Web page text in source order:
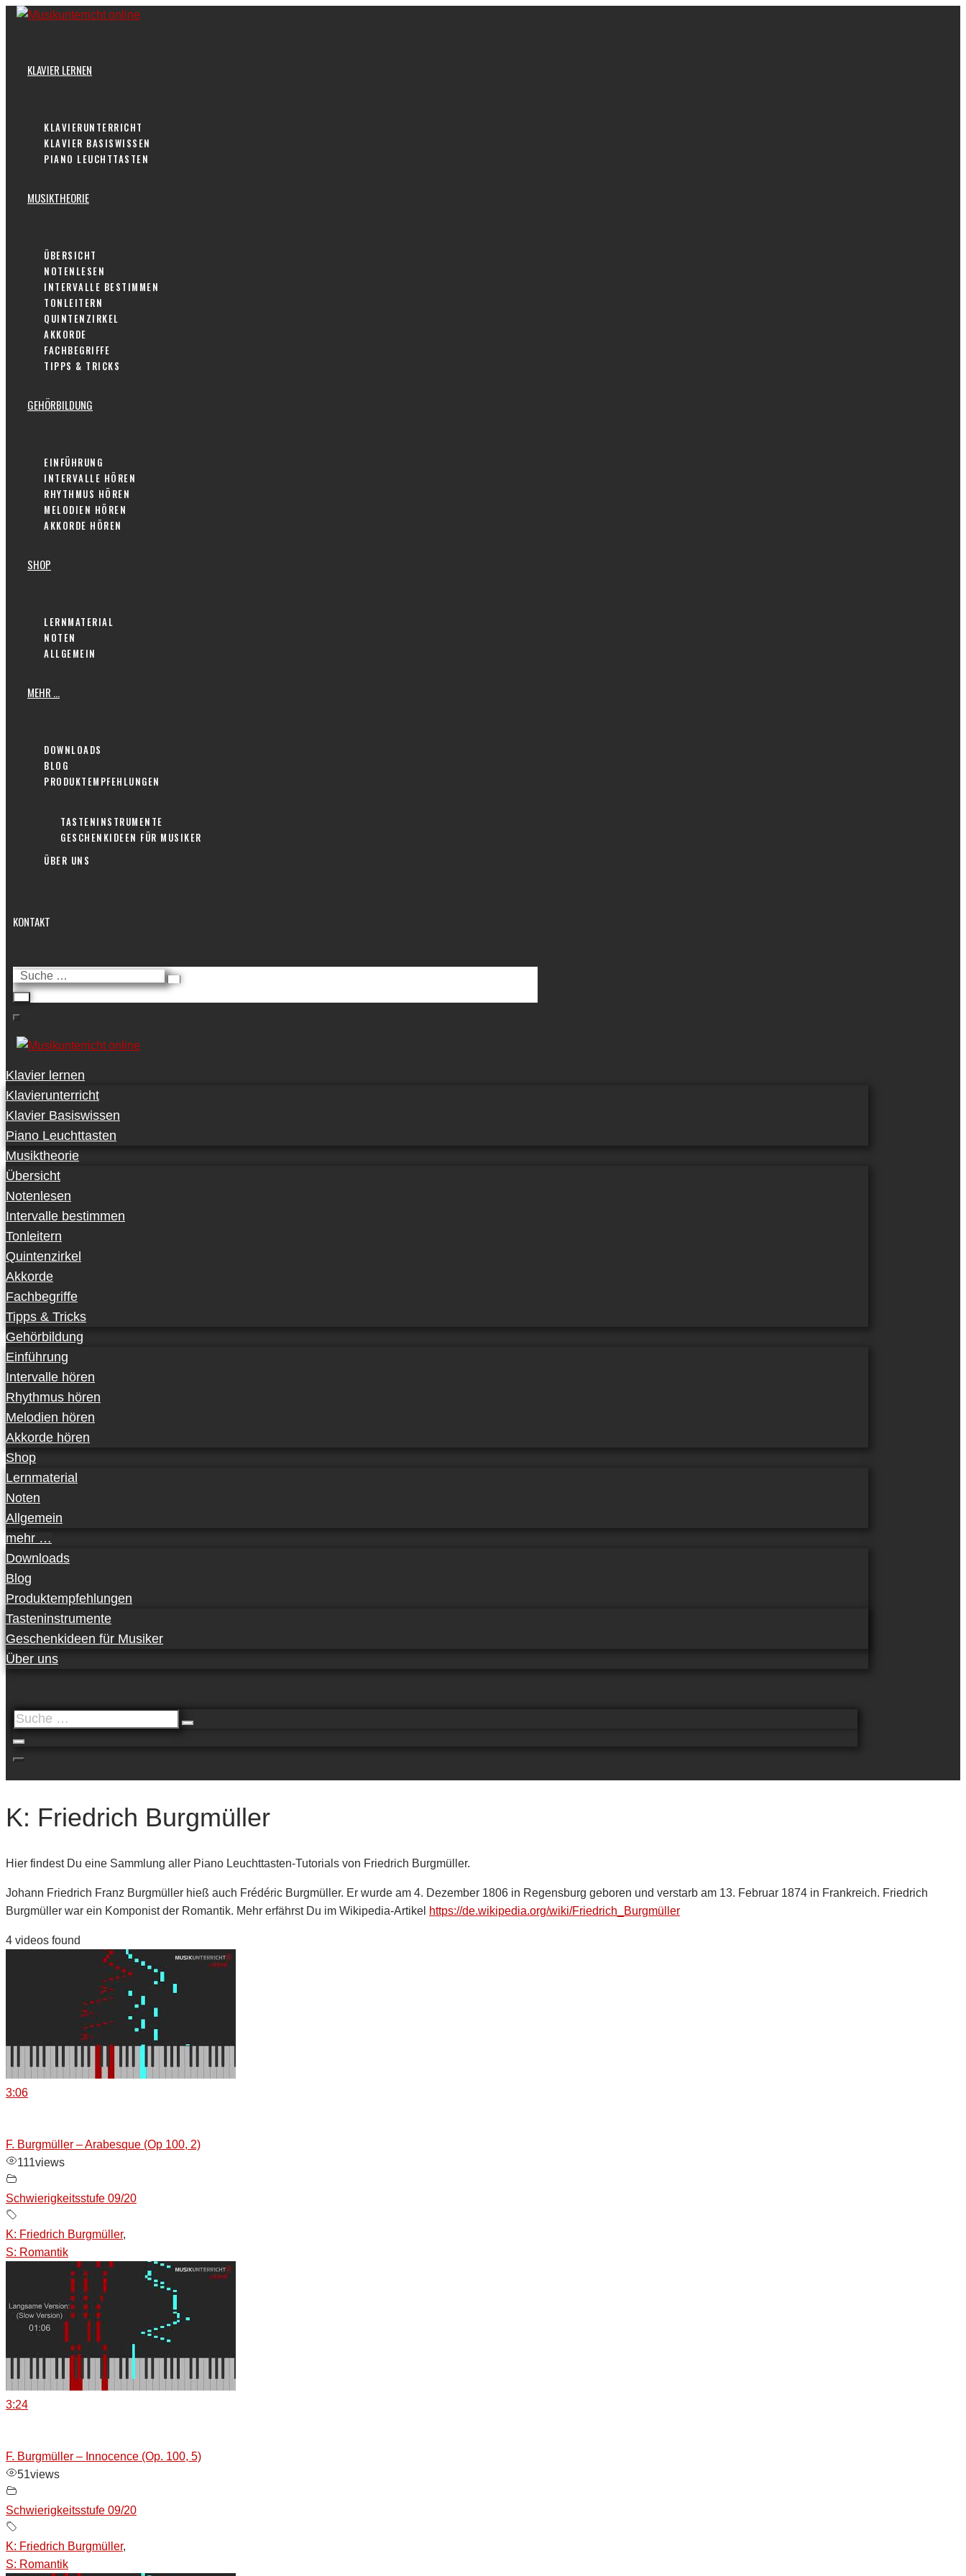
Skip
KLAVIER LERNEN
KLAVIERUNTERRICHT
KLAVIER BASISWISSEN
PIANO LEUCHTTASTEN
MUSIKTHEORIE
ÜBERSICHT
NOTENLESEN
INTERVALLE BESTIMMEN
TONLEITERN
QUINTENZIRKEL
AKKORDE
FACHBEGRIFFE
TIPPS & TRICKS
GEHÖRBILDUNG
EINFÜHRUNG
INTERVALLE HÖREN
RHYTHMUS HÖREN
MELODIEN HÖREN
AKKORDE HÖREN
SHOP
LERNMATERIAL
NOTEN
ALLGEMEIN
MEHR …
DOWNLOADS
BLOG
PRODUKTEMPFEHLUNGEN
TASTENINSTRUMENTE
GESCHENKIDEEN FÜR MUSIKER
ÜBER UNS
KONTAKT
Suche
…
Klavier lernen
Klavierunterricht
Klavier Basiswissen
Piano Leuchttasten
Musiktheorie
Übersicht
Notenlesen
Intervalle bestimmen
Tonleitern
Quintenzirkel
Akkorde
Fachbegriffe
Tipps & Tricks
Gehörbildung
Einführung
Intervalle hören
Rhythmus hören
Melodien hören
Akkorde hören
Shop
Lernmaterial
Noten
Allgemein
mehr …
Downloads
Blog
Produktempfehlungen
Tasteninstrumente
Geschenkideen für Musiker
Über uns
Suche
K: Friedrich Burgmüller
Hier findest Du eine Sammlung aller Piano Leuchttasten-Tutorials von Friedrich Burgmüller.
Johann Friedrich Franz Burgmüller hieß auch Frédéric Burgmüller. Er wurde am 4. Dezember 1806 in Regensburg geboren und verstarb am 13. Februar 1874 in Frankreich. Friedrich
Burgmüller war ein Komponist der Romantik. Mehr erfährst Du im Wikipedia-Artikel https://de.wikipedia.org/wiki/Friedrich_Burgmüller
4 videos found
3:06
F. Burgmüller – Arabesque (Op 100, 2)
111views
Schwierigkeitsstufe 09/20
K: Friedrich Burgmüller,
S: Romantik
3:24
F. Burgmüller – Innocence (Op. 100, 5)
51views
Schwierigkeitsstufe 09/20
K: Friedrich Burgmüller,
S: Romantik